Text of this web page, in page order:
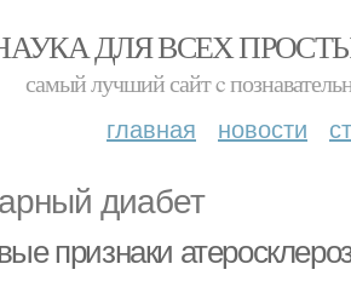
ДЛЯ ВСЕХ
самый лучший сайт c
главная новости
диабет
признаки